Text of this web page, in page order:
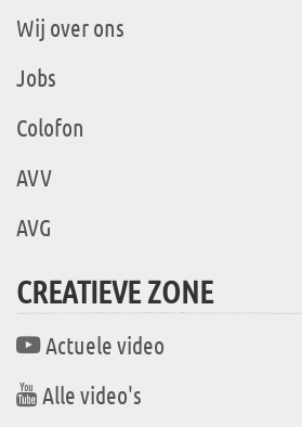
Wij over ons
Jobs
Colofon
AVV
AVG
CREATIEVE ZONE
Actuele video
Alle video's